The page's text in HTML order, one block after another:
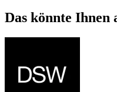
Das könnte Ihnen